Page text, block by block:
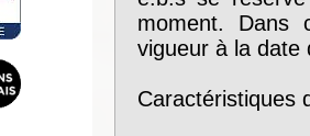
moment. Dans
vigueur à la date
Caractéristiques